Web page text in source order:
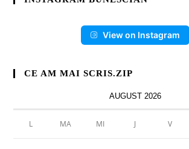
View on Instagram
CE AM MAI SCRIS.ZIP
AUGUST 2026
L MA MI J V